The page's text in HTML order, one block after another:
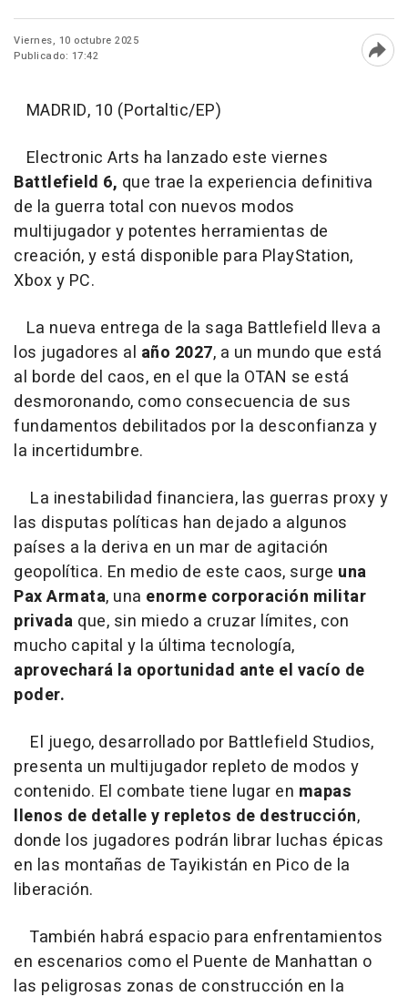
Viernes, 10 octubre 2025
Publicado: 17:42
MADRID, 10 (Portaltic/EP)
Electronic Arts ha lanzado este viernes
Battlefield 6, que trae la experiencia definitiva
de la guerra total con nuevos modos
multijugador y potentes herramientas de
creación, y está disponible para PlayStation,
Xbox y PC.
La nueva entrega de la saga Battlefield lleva a
los jugadores al año 2027, a un mundo que está
al borde del caos, en el que la OTAN se está
desmoronando, como consecuencia de sus
fundamentos debilitados por la desconfianza y
la incertidumbre.
La inestabilidad financiera, las guerras proxy y
las disputas políticas han dejado a algunos
países a la deriva en un mar de agitación
geopolítica. En medio de este caos, surge una
Pax Armata, una enorme corporación militar
privada que, sin miedo a cruzar límites, con
mucho capital y la última tecnología,
aprovechará la oportunidad ante el vacío de
poder.
El juego, desarrollado por Battlefield Studios,
presenta un multijugador repleto de modos y
contenido. El combate tiene lugar en mapas
llenos de detalle y repletos de destrucción,
donde los jugadores podrán librar luchas épicas
en las montañas de Tayikistán en Pico de la
liberación.
También habrá espacio para enfrentamientos
en escenarios como el Puente de Manhattan o
las peligrosas zonas de construcción en la